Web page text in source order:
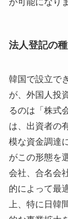
法人登記の
韓国で設立で
が、外国人投
るのは「株式
は、出資者の
模な資金調達
がこの形態を
会社、合名会
的によって最
上、特に日韓